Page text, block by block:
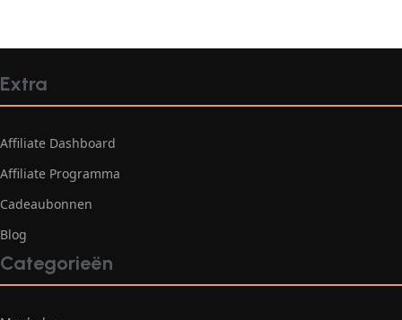
Extra
Affiliate Dashboard
Affiliate Programma
Cadeaubonnen
Blog
Categorieën